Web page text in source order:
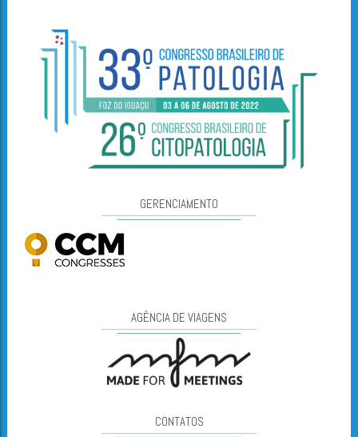
GERENCIAMENTO
AGÊNCIA DE VIAGENS
CONTATOS